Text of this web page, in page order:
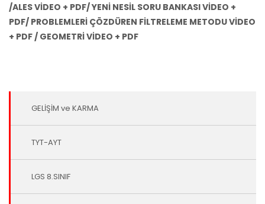
/ALES VİDEO + PDF/ YENİ NESİL SORU BANKASI VİDEO +
PDF/ PROBLEMLERİ ÇÖZDÜREN FİLTRELEME METODU VİDEO
+ PDF / GEOMETRİ VİDEO + PDF
GELİŞİM ve KARMA
TYT-AYT
LGS 8.SINIF